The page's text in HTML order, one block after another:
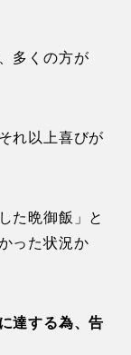
多くの方が
れ以上喜びが
た晩御飯」と
った状況か
達する為、告